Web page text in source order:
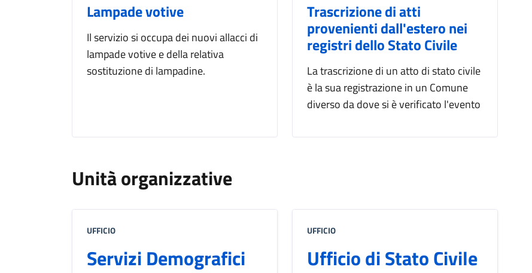
Lampade votive
Il servizio si occupa dei nuovi allacci di
lampade votive e della relativa
sostituzione di lampadine.
Trascrizione di atti
provenienti dall'estero nei
registri dello Stato Civile
La trascrizione di un atto di stato civile
è la sua registrazione in un Comune
diverso da dove si è verificato l'evento
Unità organizzative
UFFICIO
Servizi Demografici
UFFICIO
Ufficio di Stato Civile